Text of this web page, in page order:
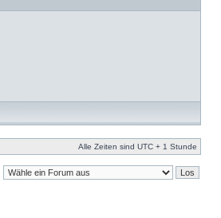
Alle Zeiten sind UTC + 1 Stunde